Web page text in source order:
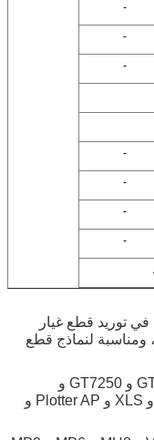
-
-
-
-
-
-
-
توريد قطع غيار
، ومناسبة لنماذج قطع
بالنسبة إلى Xlc7000 و PARAGON و GTXL و GT7250 و
GT5250 و GT3250 و Spreader SY101 و XLS و Plotter AP و